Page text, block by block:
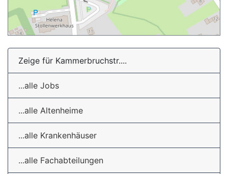
Zeige für Kammerbruchstr....
...alle Jobs
...alle Altenheime
...alle Krankenhäuser
...alle Fachabteilungen